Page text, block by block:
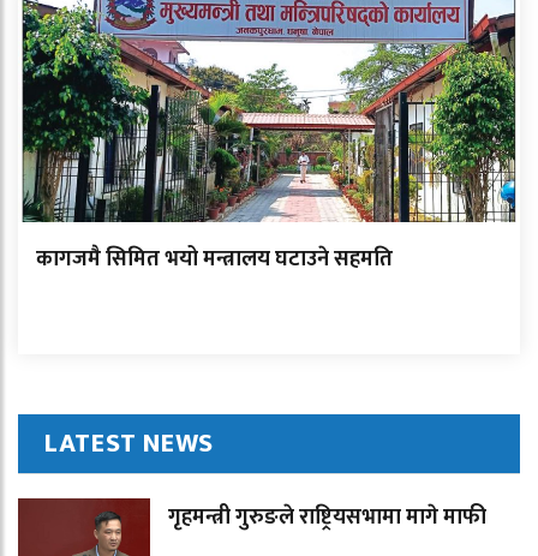
कागजमै सिमित भयो मन्त्रालय घटाउने सहमति
LATEST NEWS
गृहमन्त्री गुरुङले राष्ट्रियसभामा मागे माफी